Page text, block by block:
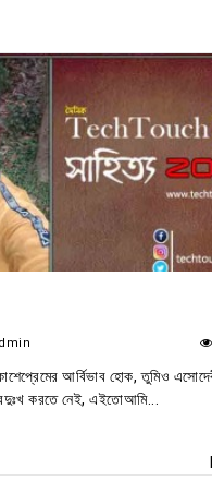
আর্বিভাব হোক, তুমিও
করতে নেই, এইতোআমি...